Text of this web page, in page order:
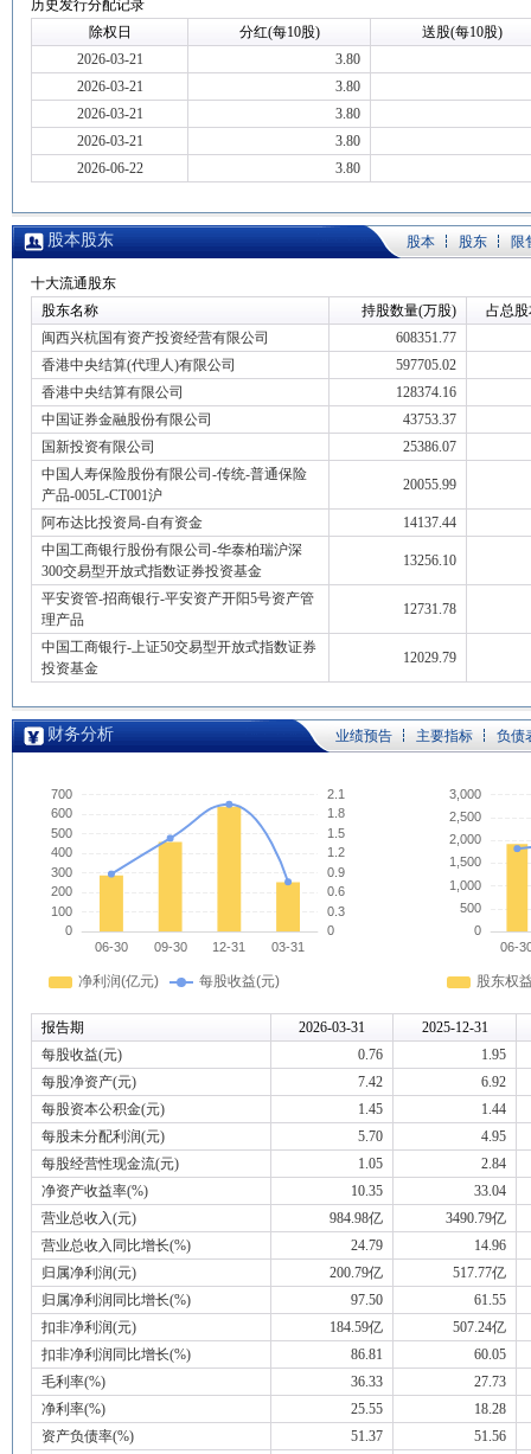
历史发行分配记录
除权日
分红(每10股)
送股(每10股)
2026-03-21
3.80
2026-03-21
3.80
2026-03-21
3.80
2026-03-21
3.80
2026-06-22
3.80
股本股东 股本 股东 限
十大流通股东
股东名称
持股数量(万股)
占总
闽西兴杭国有资产投资经营有限公司
608351.77
香港中央结算(代理人)有限公司
597705.02
香港中央结算有限公司
128374.16
中国证券金融股份有限公司
43753.37
国新投资有限公司
25386.07
中国人寿保险股份有限公司-传统-普通保险
产品-005L-CT001沪
20055.99
阿布达比投资局-自有资金
14137.44
中国工商银行股份有限公司-华泰柏瑞沪深
300交易型开放式指数证券投资基金
13256.10
平安资管-招商银行-平安资产开阳5号资产管
理产品
12731.78
中国工商银行-上证50交易型开放式指数证券
投资基金
12029.79
财务分析 业绩预告 主要指标 负债
报告期 2026-03-31
2025-12-31
每股收益(元)
0.76
1.95
每股净资产(元)
7.42
6.92
每股资本公积金(元)
1.45
1.44
每股未分配利润(元)
5.70
4.95
每股经营性现金流(元)
1.05
2.84
净资产收益率(%)
10.35
33.04
营业总收入(元)
984.98亿
3490.79亿
营业总收入同比增长(%)
24.79
14.96
归属净利润(元)
200.79亿
517.77亿
归属净利润同比增长(%)
97.50
61.55
扣非净利润(元)
184.59亿
507.24亿
扣非净利润同比增长(%)
86.81
60.05
毛利率(%)
36.33
27.73
净利率(%)
25.55
18.28
资产负债率(%)
51.37
51.56